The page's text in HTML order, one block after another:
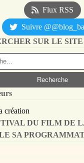
Flux RSS
Suivre
SUR LE SITE
création
DU FILM DE
SA